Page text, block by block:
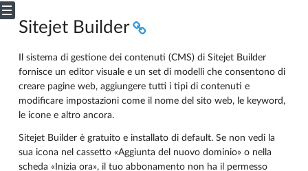
Sitejet Builder
Il sistema di gestione dei contenuti (CMS) di Sitejet Builder
fornisce un editor visuale e un set di modelli che consentono di
creare pagine web, aggiungere tutti i tipi di contenuti e
modificare impostazioni come il nome del sito web, le keyword,
le icone e altro ancora.
Sitejet Builder è gratuito e installato di default. Se non vedi la
sua icona nel cassetto «Aggiunta del nuovo dominio» o nella
scheda «Inizia ora», il tuo abbonamento non ha il permesso